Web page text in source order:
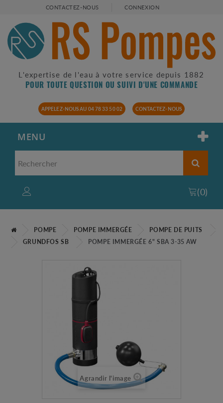
CONTACTEZ-NOUS CONNEXION
L'expertise de l'eau à votre service depuis 1882
POUR TOUTE QUESTION OU SUIVI D'UNE COMMANDE
APPELEZ-NOUS AU 04 78 33 50 02 CONTACTEZ-NOUS
MENU
(0)
POMPE POMPE IMMERGÉE
POMPE DE PUITS
GRUNDFOS SB
POMPE IMMERGÉE 6" SBA 3-35 AW
Agrandir l'image